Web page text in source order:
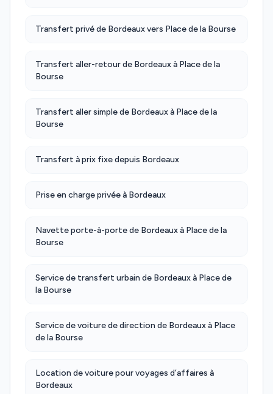
Transfert privé de Bordeaux vers Place de la Bourse
Transfert aller-retour de Bordeaux à Place de la
Bourse
Transfert aller simple de Bordeaux à Place de la
Bourse
Transfert à prix fixe depuis Bordeaux
Prise en charge privée à Bordeaux
Navette porte-à-porte de Bordeaux à Place de la
Bourse
Service de transfert urbain de Bordeaux à Place de
la Bourse
Service de voiture de direction de Bordeaux à Place
de la Bourse
Location de voiture pour voyages d’affaires à
Bordeaux